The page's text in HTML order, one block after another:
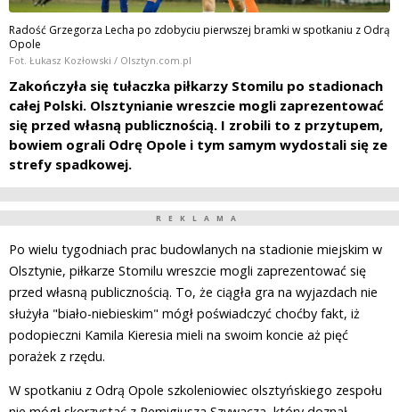
Radość Grzegorza Lecha po zdobyciu pierwszej bramki w spotkaniu z Odrą
Opole
Fot. Łukasz Kozłowski / Olsztyn.com.pl
Zakończyła się tułaczka piłkarzy Stomilu po stadionach
całej Polski. Olsztynianie wreszcie mogli zaprezentować
się przed własną publicznością. I zrobili to z przytupem,
bowiem ograli Odrę Opole i tym samym wydostali się ze
strefy spadkowej.
REKLAMA
Po wielu tygodniach prac budowlanych na stadionie miejskim w
Olsztynie, piłkarze Stomilu wreszcie mogli zaprezentować się
przed własną publicznością. To, że ciągła gra na wyjazdach nie
służyła "biało-niebieskim" mógł poświadczyć choćby fakt, iż
podopieczni Kamila Kieresia mieli na swoim koncie aż pięć
porażek z rzędu.
W spotkaniu z Odrą Opole szkoleniowiec olsztyńskiego zespołu